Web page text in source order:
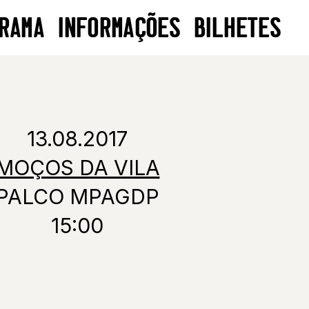
INFORMAÇÕES BILHETES
13.08.2017
DA VILA
MPAGDP
15:00